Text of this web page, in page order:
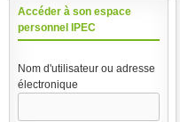
Accéder à son espace
personnel IPEC
Nom d'utilisateur ou adresse
électronique